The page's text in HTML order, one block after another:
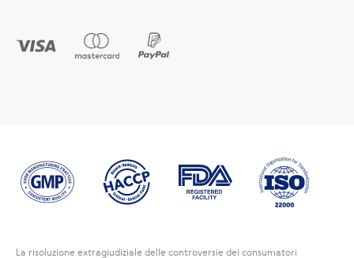
La risoluzione extragiudiziale delle controversie dei consumatori